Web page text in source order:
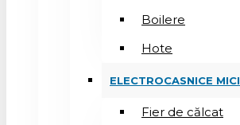
Boilere
Hote
ELECTROCASNICE MICI
Fier de călcat